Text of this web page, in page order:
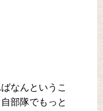
なんというこ
部隊でもっと